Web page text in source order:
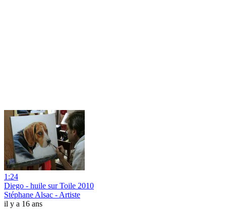
1:24
Diego - huile sur Toile 2010
Stéphane Alsac - Artiste
il y a 16 ans